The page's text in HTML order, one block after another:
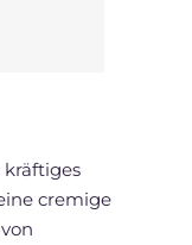
cremige